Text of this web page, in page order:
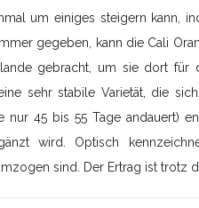
um einiges steigern kann,
gegeben, kann die Cali
gebracht, um sie dort für
sehr stabile Varietät, die
nur 45 bis 55 Tage andauert)
wird. Optisch
sind. Der Ertrag ist trotz